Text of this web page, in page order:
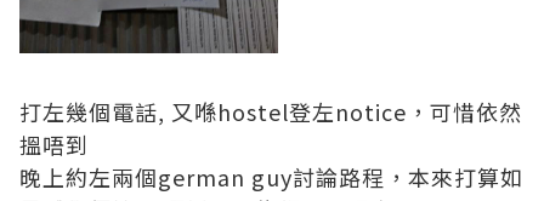
打左幾個電話, 又喺hostel登左notice，可惜依然
搵唔到
晚上約左兩個german guy討論路程，本來打算如